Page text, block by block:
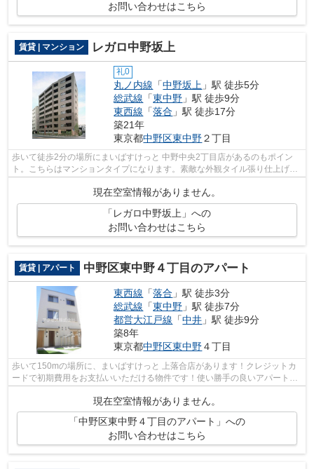
お問い合わせはこちら
賃貸 | マンション レガロ中野坂上
礼0
丸ノ内線 「中野坂上 」駅 徒歩5分
総武線 「東中野 」駅 徒歩9分
東西線 「落合 」駅 徒歩17分
築21年
東京都中野区東中野２丁目
歩いて徒歩2分の場所にまいばすけっと 中野中央2丁目店があるのもポイン
ト。こちらはマンションタイプになります。素敵な外観タイル張り仕上げの
マンション。2駅利用ができて、電車で...
現在空室情報がありません。
「レガロ中野坂上」への
お問い合わせはこちら
賃貸 | アパート 中野区東中野４丁目のアパート
東西線 「落合 」駅 徒歩3分
総武線 「東中野 」駅 徒歩7分
都営大江戸線 「中井 」駅 徒歩9分
築8年
東京都中野区東中野４丁目
歩いて150mの場所に、まいばすけっと 上落合店があります！クレジットカ
ードで初期費用をお支払いいただける物件です！使い勝手の良いアパートで
イチオシの物件です！ご利用可能な駅が...
現在空室情報がありません。
「中野区東中野４丁目のアパート」への
お問い合わせはこちら